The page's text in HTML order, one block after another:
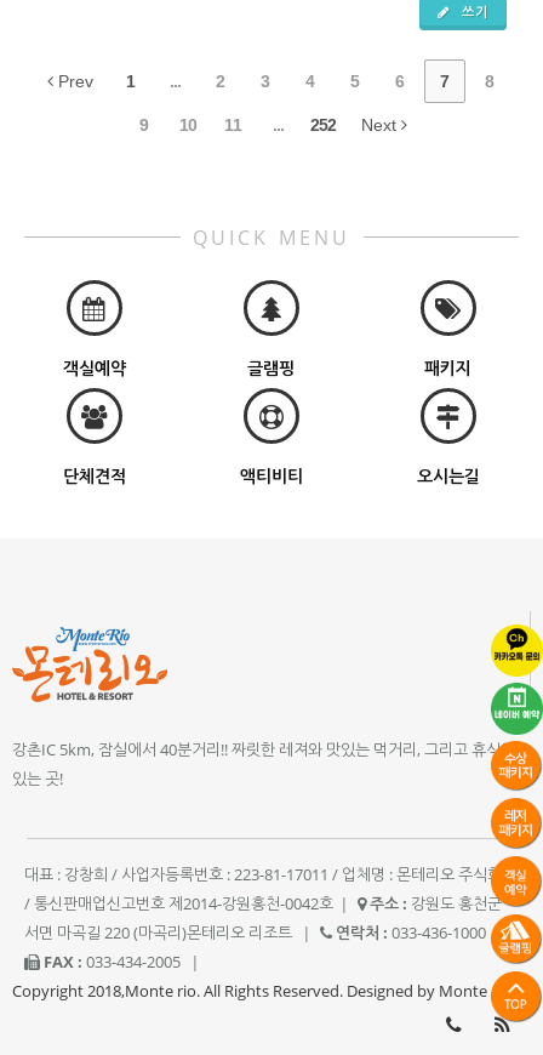
쓰기
Prev 1 ... 2 3 4 5 6 7 8
9 10 11 ... 252 Next
QUICK MENU
객실예약 글램핑 패키지
단체견적 액티비티 오시는길
강촌IC 5km, 잠실에서 40분거리!! 짜릿한 레져와 맛있는 먹거리, 그리고 휴식이
있는 곳!
대표 : 강창희 / 사업자등록번호 : 223-81-17011 / 업체명 : 몬테리오 주식회사
/ 통신판매업신고번호 제2014-강원홍천-0042호 | 주소 : 강원도 홍천군
서면 마곡길 220 (마곡리)몬테리오 리조트
| 연락처 : 033-436-1000
|
FAX : 033-434-2005
|
Copyright 2018,Monte rio. All Rights Reserved. Designed by Monte rio.